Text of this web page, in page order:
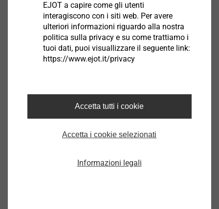
JZ7-6,3x65-E16,2
3290611711
JZ7-6,3x85-E16,2
EJOT a capire come gli utenti
interagiscono con i siti web. Per avere
ulteriori informazioni riguardo alla nostra
politica sulla privacy e su come trattiamo i
tuoi dati, puoi visuallizzare il seguente link:
https://www.ejot.it/privacy
Accetta tutti i cookie
Accetta i cookie selezionati
Informazioni legali